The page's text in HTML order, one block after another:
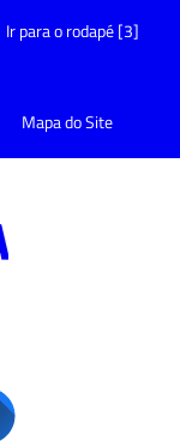
Ir para o rodapé [3]
Mapa do Site